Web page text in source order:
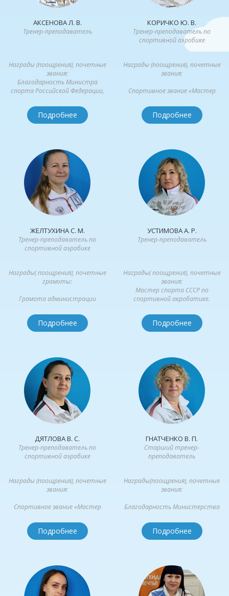
АКСЕНОВА Л. В.
Тренер-преподаватель
Награды (поощрения), почетные
звания:
Благодарность Министра
спорта Российской Федерации,
Подробнее
КОРИЧКО Ю. В.
Тренер-преподаватель по
спортивной аэробике
Награды (поощрения), почетные
звания:
Спортивное звание «Мастер
художественной»...
Подробнее
ЖЕЛТУХИНА С. М.
Тренер-преподаватель по
спортивной аэробике
Награды( поощрения), почетные
грамоты:
Грамота администрации
межведомственной комиссией...
Подробнее
УСТИМОВА А. Р.
Тренер-преподаватель
Награды( поощрения), почетные
звания:
Мастер спорта СССР по
спортивной акробатике.
Почетная...
Подробнее
ДЯТЛОВА В. С.
Тренер-преподаватель по
спортивной аэробике
Награды (поощрения), почетные
звания:
Спортивное звание «Мастер
акробатике»,...
Подробнее
ГНАТЧЕНКО В. П.
Старший тренер-
преподаватель
Награды(поощрения), почетные
звания:
Благодарность Министерства
Подробнее